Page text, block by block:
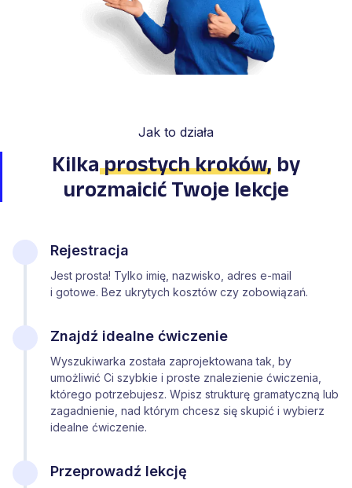
Jak to działa
Kilkaprostych kroków, by
urozmaicić Twoje lekcje
Rejestracja
Jest prosta! Tylko imię, nazwisko, adres e-mail
i gotowe. Bez ukrytych kosztów czy zobowiązań.
Znajdź idealne ćwiczenie
Wyszukiwarka została zaprojektowana tak, by
umożliwić Ci szybkie i proste znalezienie ćwiczenia,
którego potrzebujesz. Wpisz strukturę gramatyczną lub
zagadnienie, nad którym chcesz się skupić i wybierz
idealne ćwiczenie.
Przeprowadź lekcję